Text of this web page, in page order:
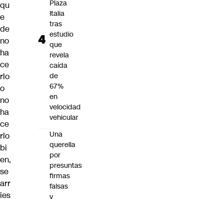
qu
e
de
no
ha
ce
rlo
o
no
ha
ce
rlo
bi
en,
se
arr
ies
Plaza
Italia
tras
estudio
que
revela
caída
de
67%
en
velocidad
vehicular
Una
querella
por
presuntas
firmas
falsas
y